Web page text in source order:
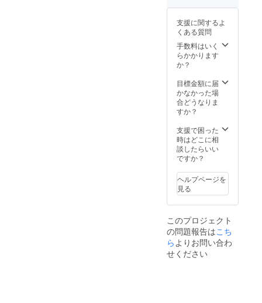
革) 生
ロー、
ジ、
レッド
下段左
よりラ
イトグ
チャ
コー
ル、
チョコ
W10.8×
H6.1×D
2.4cm
革 :ア
(イタリ
ア産牛
革) 生
産:日本
支援に関するよ
くある質問
手数料はいく
らかかります
か？
目標金額に届
かなかった場
合どうなりま
すか？
支援で困った
時はどこに相
談したらいい
ですか？
ヘルプページを
見る
このプロジェクト
の問題報告はこち
ら よりお問い合わ
せください